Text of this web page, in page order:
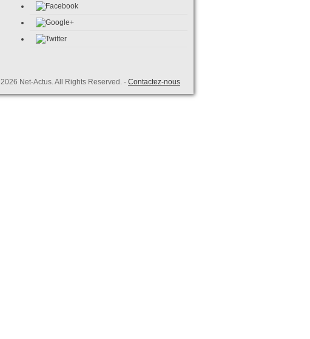
2026 Net-Actus. All Rights Reserved. - Contactez-nous